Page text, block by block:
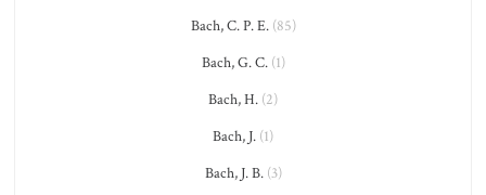
Bach, C. P. E.(85)
Bach, G. C.(1)
Bach, H. (2)
Bach, J. (1)
Bach, J. B.(3)